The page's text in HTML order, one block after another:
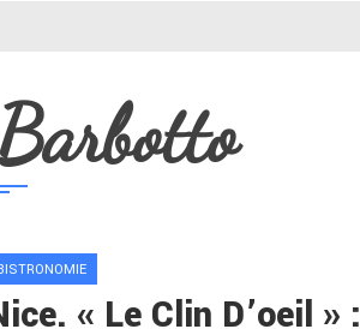
« Le Clin D’oeil » :